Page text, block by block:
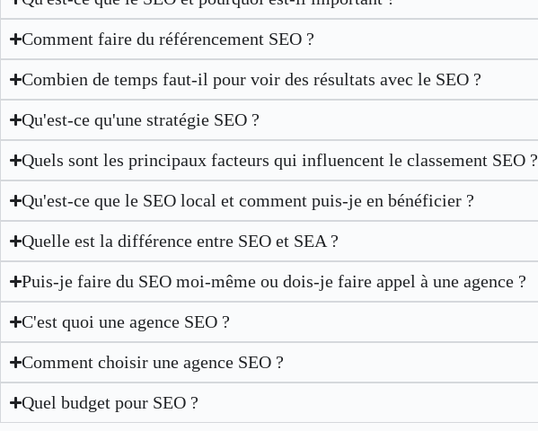
Comment faire du référencement SEO ?
Combien de temps faut-il pour voir des résultats avec le SEO ?
Qu'est-ce qu'une stratégie SEO ?
Quels sont les principaux facteurs qui influencent le classement SEO ?
Qu'est-ce que le SEO local et comment puis-je en bénéficier ?
Quelle est la différence entre SEO et SEA ?
Puis-je faire du SEO moi-même ou dois-je faire appel à une agence ?
C'est quoi une agence SEO ?
Comment choisir une agence SEO ?
Quel budget pour SEO ?